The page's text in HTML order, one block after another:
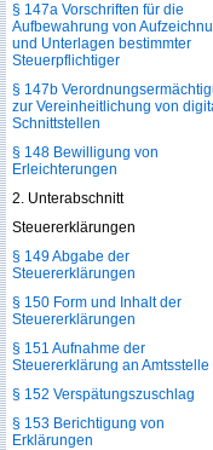
§ 147a Vorschriften für die
Aufbewahrung von
und Unterlagen bestimmter
Steuerpflichtiger
§ 147b
zur Vereinheitlichung von
Schnittstellen
§ 148 Bewilligung von
Erleichterungen
2. Unterabschnitt
Steuererklärungen
§ 149 Abgabe der
Steuererklärungen
§ 150 Form und Inhalt der
Steuererklärungen
§ 151 Aufnahme der
Steuererklärung an Amtsstelle
§ 152 Verspätungszuschlag
§ 153 Berichtigung von
Erklärungen